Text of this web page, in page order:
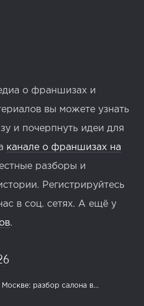
о франшизах и
вы можете узнать
и почерпнуть идеи для
канале о франшизах на
разборы и
Регистрируйтесь
в соц. сетях. А ещё у
.
разбор салона в...